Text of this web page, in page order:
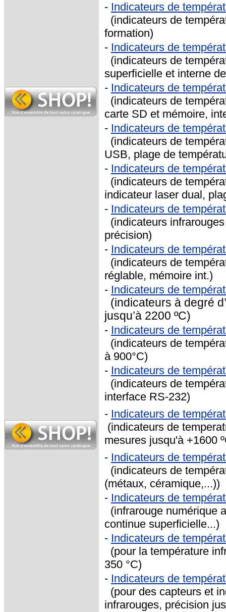
- Indicateurs de
(indicateurs de
formation)
- Indicateurs de
(indicateurs de
superficielle et interne
- Indicateurs de
(indicateurs de
carte SD et mémoire,
- Indicateurs de
(indicateurs de
USB, plage de
- Indicateurs de
(indicateurs de
indicateur laser dual,
- Indicateurs de
(indicateurs
précision)
- Indicateurs de
(indicateurs de
réglable, mémoire int.)
- Indicateurs de
(indicateurs à degré
jusqu’à 2200 ºC)
- Indicateurs de
(indicateurs de
à 900°C)
- Indicateurs de
(indicateurs de
interface RS-232)
- Indicateurs de
(indicateurs de
mesures jusqu'à +1600
- Indicateurs de
(indicateurs de
(métaux, céramique,...))
- Indicateurs de
(infrarouge numérique
continue superficielle...)
- Indicateurs de
(pour la température
350 °C)
- Indicateurs de
(pour des capteurs et
infrarouges, précision